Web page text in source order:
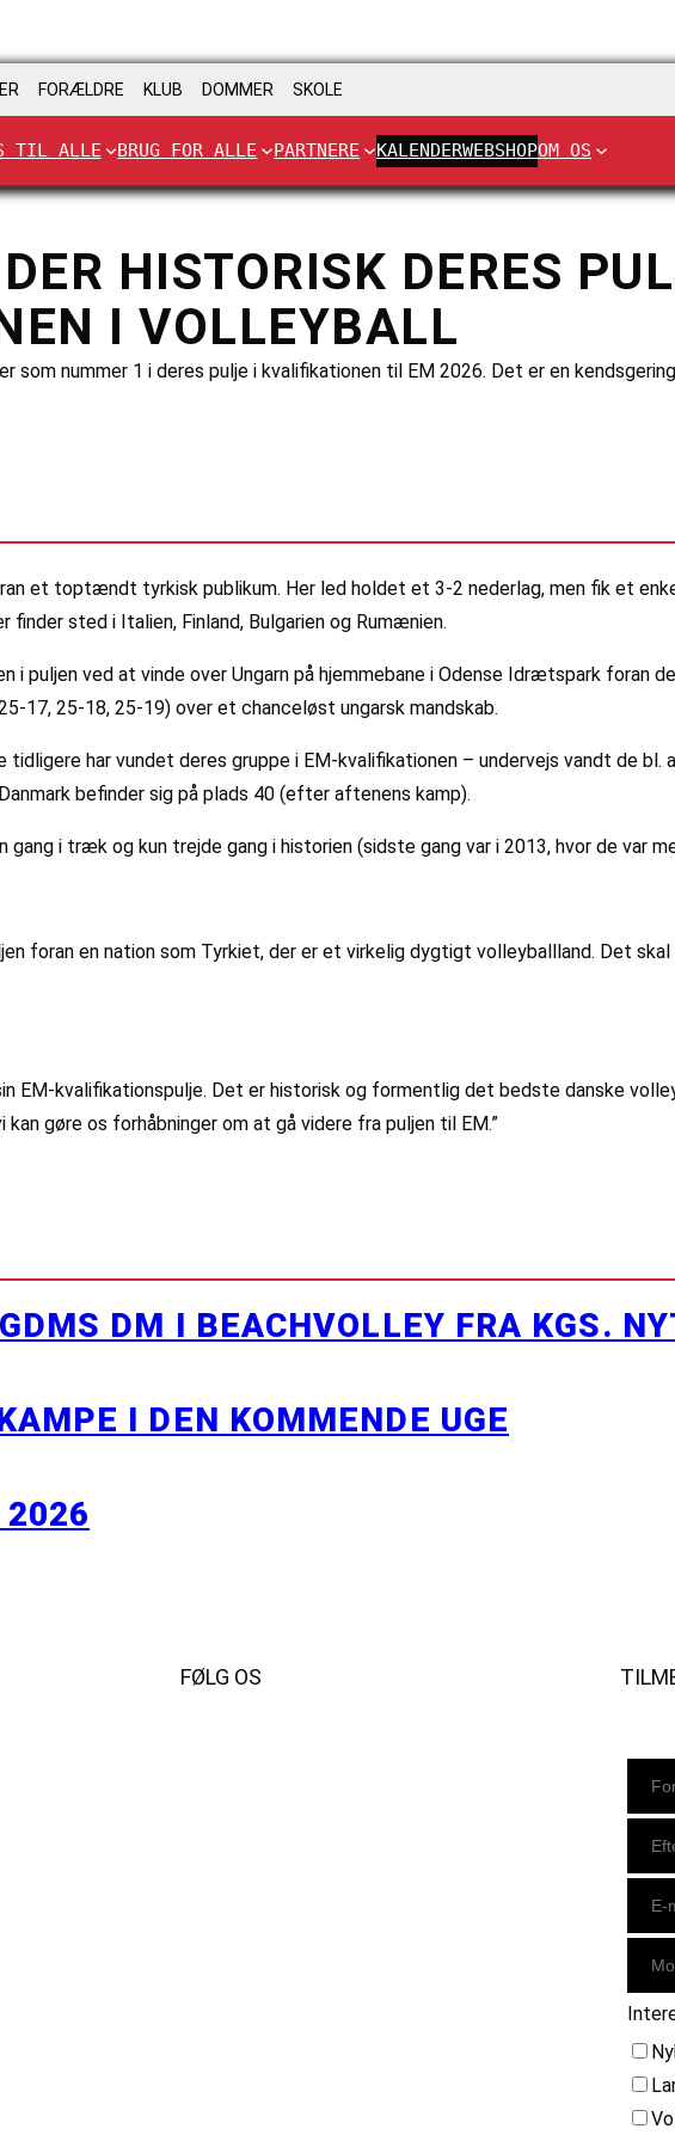
FORÆLDRE KLUB DOMMER SKOLE
TIL ALLE BRUG FOR ALLE PARTNERE KALENDERWEBSHOPOM OS
HISTORISK DERES
I VOLLEYBALL
som nummer 1 i deres pulje i kvalifikationen til EM 2026. Det er en
et toptændt tyrkisk publikum. Her led holdet et 3-2 nederlag, men fik et
sted i Italien, Finland, Bulgarien og Rumænien.
i puljen ved at vinde over Ungarn på hjemmebane i Odense Idrætspark foran
17, 25-18, 25-19) over et chanceløst ungarsk mandskab.
tidligere har vundet deres gruppe i EM-kvalifikationen – undervejs vandt de
befinder sig på plads 40 (efter aftenens kamp).
gang i træk og kun trejde gang i historien (sidste gang var i 2013, hvor de var
foran en nation som Tyrkiet, der er et virkelig dygtigt volleyballland. Det
EM-kvalifikationspulje. Det er historisk og formentlig det bedste danske
gøre os forhåbninger om at gå videre fra puljen til EM.”
DM I BEACHVOLLEY FRA KGS.
I DEN KOMMENDE UGE
2026
FØLG OS